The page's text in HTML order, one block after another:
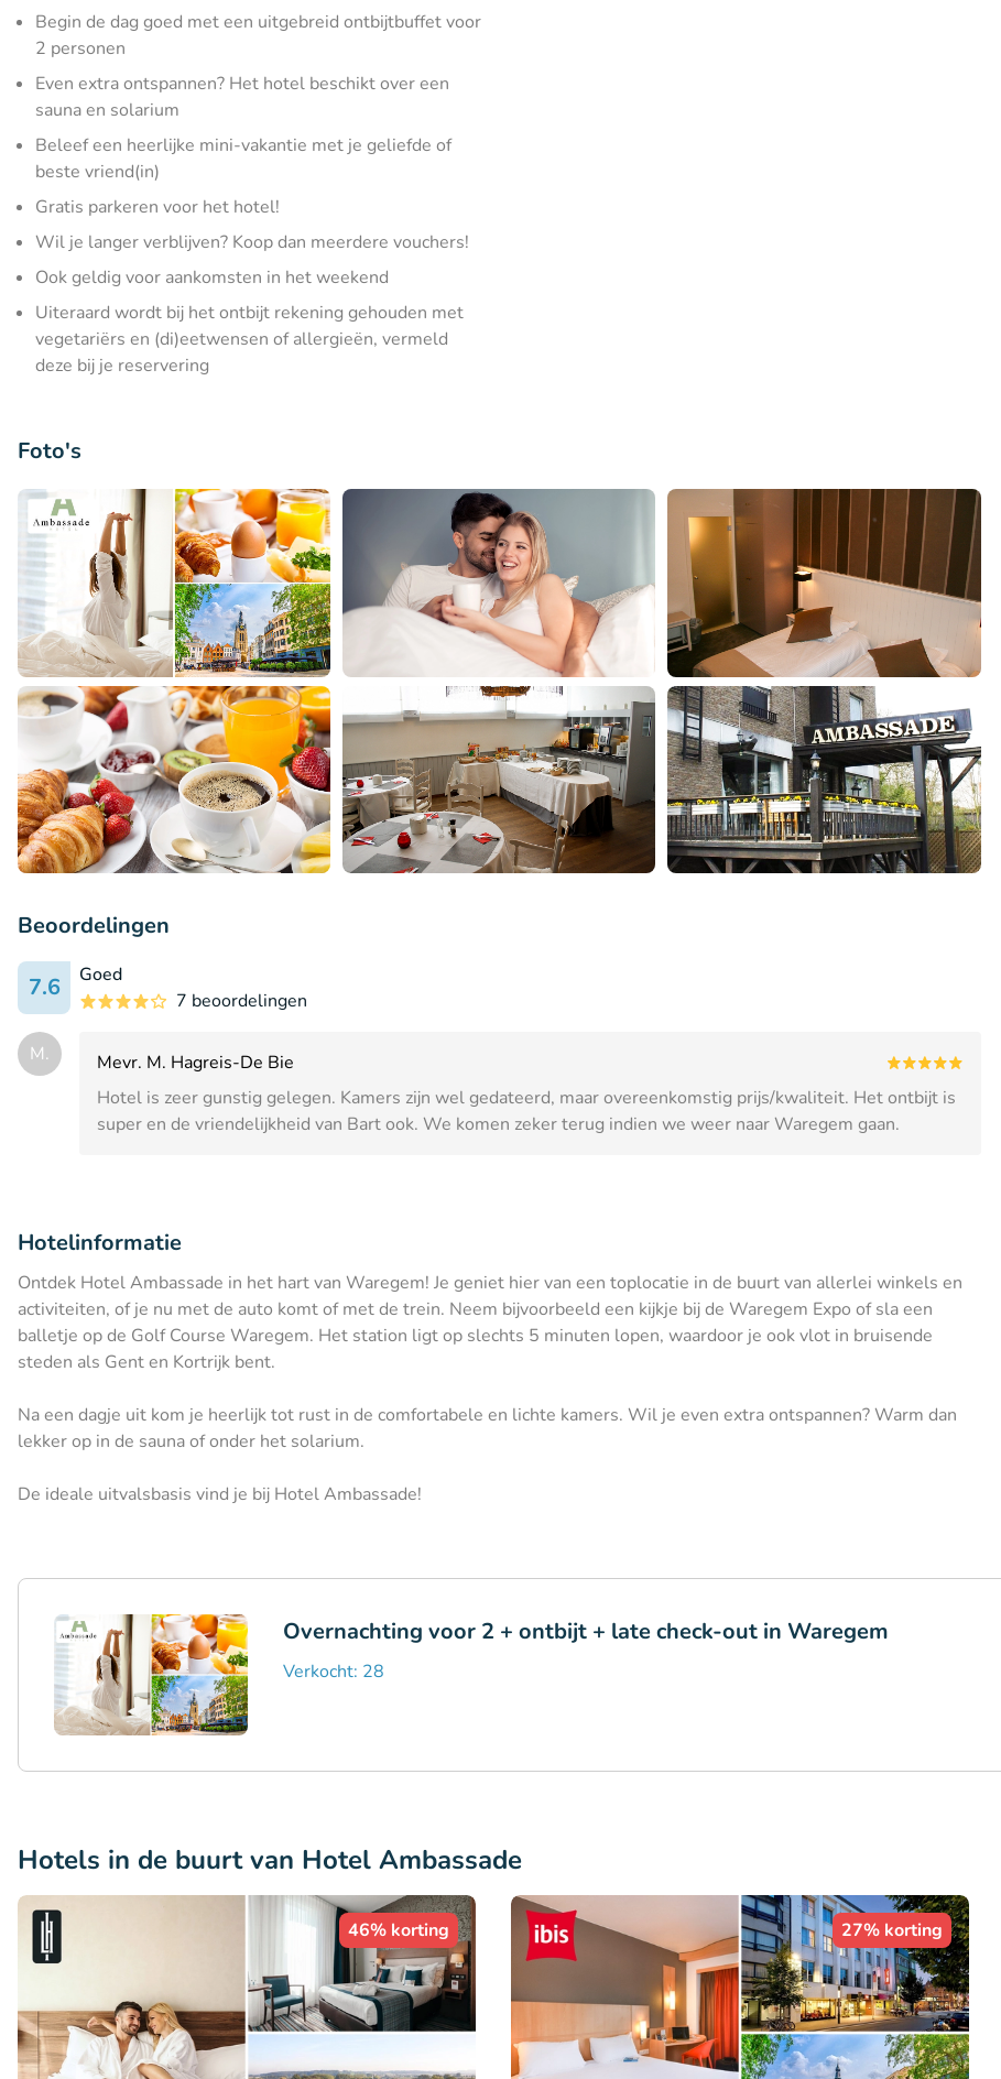
Begin de dag goed met een uitgebreid ontbijtbuffet voor
2 personen
Even extra ontspannen? Het hotel beschikt over een
sauna en solarium
Beleef een heerlijke mini-vakantie met je geliefde of
beste vriend(in)
Gratis parkeren voor het hotel!
Wil je langer verblijven? Koop dan meerdere vouchers!
Ook geldig voor aankomsten in het weekend
Uiteraard wordt bij het ontbijt rekening gehouden met
vegetariërs en (di)eetwensen of allergieën, vermeld
deze bij je reservering
Foto's
Beoordelingen
7.6
Goed
7 beoordelingen
M.
Mevr. M. Hagreis-De Bie
Hotel is zeer gunstig gelegen. Kamers zijn wel gedateerd, maar overeenkomstig prijs/kwaliteit. Het ontbijt is
super en de vriendelijkheid van Bart ook. We komen zeker terug indien we weer naar Waregem gaan.
Hotelinformatie
Ontdek Hotel Ambassade in het hart van Waregem! Je geniet hier van een toplocatie in de buurt van allerlei winkels en
activiteiten, of je nu met de auto komt of met de trein. Neem bijvoorbeeld een kijkje bij de Waregem Expo of sla een
balletje op de Golf Course Waregem. Het station ligt op slechts 5 minuten lopen, waardoor je ook vlot in bruisende
steden als Gent en Kortrijk bent.
Na een dagje uit kom je heerlijk tot rust in de comfortabele en lichte kamers. Wil je even extra ontspannen? Warm dan
lekker op in de sauna of onder het solarium.
De ideale uitvalsbasis vind je bij Hotel Ambassade!
Overnachting voor 2 + ontbijt + late check-out in Waregem
Verkocht: 28
Hotels in de buurt van Hotel Ambassade
46% korting 27% korting